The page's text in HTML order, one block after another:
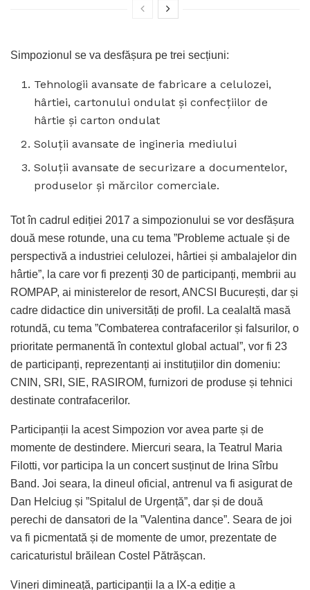
Simpozionul se va desfășura pe trei secțiuni:
Tehnologii avansate de fabricare a celulozei,
hârtiei, cartonului ondulat și confecțiilor de
hârtie și carton ondulat
Soluții avansate de ingineria mediului
Soluții avansate de securizare a documentelor,
produselor și mărcilor comerciale.
Tot în cadrul ediției 2017 a simpozionului se vor desfășura
două mese rotunde, una cu tema ”Probleme actuale și de
perspectivă a industriei celulozei, hârtiei și ambalajelor din
hârtie”, la care vor fi prezenți 30 de participanți, membrii au
ROMPAP, ai ministerelor de resort, ANCSI București, dar și
cadre didactice din universități de profil. La cealaltă masă
rotundă, cu tema ”Combaterea contrafacerilor și falsurilor, o
prioritate permanentă în contextul global actual”, vor fi 23
de participanți, reprezentanți ai instituțiilor din domeniu:
CNIN, SRI, SIE, RASIROM, furnizori de produse și tehnici
destinate contrafacerilor.
Participanții la acest Simpozion vor avea parte și de
momente de destindere. Miercuri seara, la Teatrul Maria
Filotti, vor participa la un concert susținut de Irina Sîrbu
Band. Joi seara, la dineul oficial, antrenul va fi asigurat de
Dan Helciug și ”Spitalul de Urgență”, dar și de două
perechi de dansatori de la ”Valentina dance”. Seara de joi
va fi picmentată și de momente de umor, prezentate de
caricaturistul brăilean Costel Pătrășcan.
Vineri dimineață, participanții la a IX-a ediție a